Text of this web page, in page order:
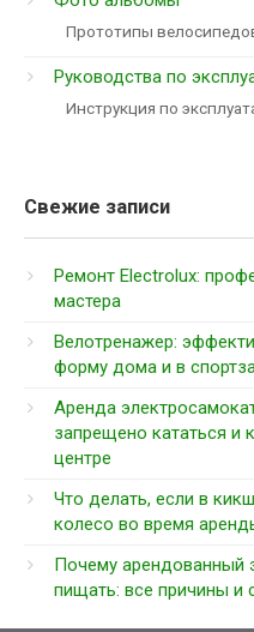
Прототипы
Руководства по
Инструкция по
Свежие записи
Ремонт Electrolux:
мастера
Велотренажер:
форму дома и в
Аренда
запрещено кататься и
центре
Что делать, если в
колесо во время
Почему арендованный
пищать: все причины и